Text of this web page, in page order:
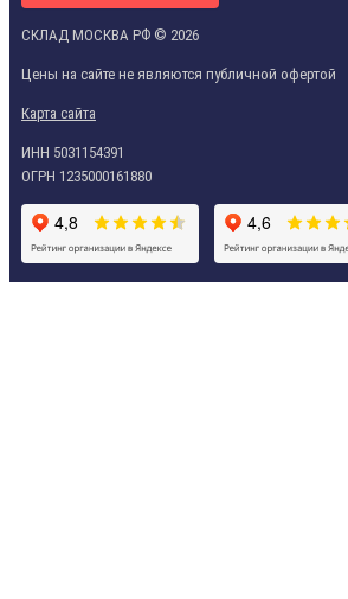
СКЛАД МОСКВА РФ © 2026
Цены на сайте не являются публичной офертой
Карта сайта
ИНН 5031154391
ОГРН 1235000161880